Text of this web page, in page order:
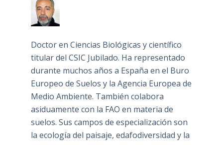
Doctor en Ciencias Biológicas y científico
titular del CSIC Jubilado. Ha representado
durante muchos años a España en el Buro
Europeo de Suelos y la Agencia Europea de
Medio Ambiente. También colabora
asiduamente con la FAO en materia de
suelos. Sus campos de especialización son
la ecología del paisaje, edafodiversidad y la